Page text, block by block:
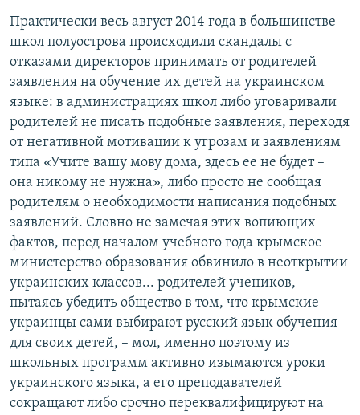
Практически весь август 2014 года в большинстве
школ полуострова происходили скандалы с
отказами директоров принимать от родителей
заявления на обучение их детей на украинском
языке: в администрациях школ либо уговаривали
родителей не писать подобные заявления, переходя
от негативной мотивации к угрозам и заявлениям
типа «Учите вашу мову дома, здесь ее не будет –
она никому не нужна», либо просто не сообщая
родителям о необходимости написания подобных
заявлений. Словно не замечая этих вопиющих
фактов, перед началом учебного года крымское
министерство образования обвинило в неоткрытии
украинских классов... родителей учеников,
пытаясь убедить общество в том, что крымские
украинцы сами выбирают русский язык обучения
для своих детей, – мол, именно поэтому из
школьных программ активно изымаются уроки
украинского языка, а его преподавателей
сокращают либо срочно переквалифицируют на